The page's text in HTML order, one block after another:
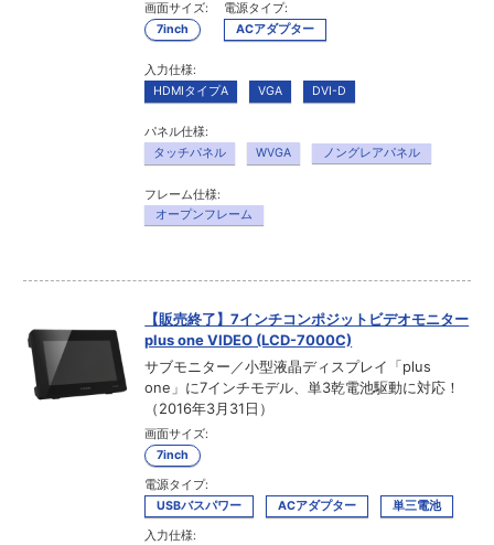
画面サイズ:
7inch
電源タイプ:
ACアダプター
入力仕様:
HDMIタイプA
VGA DVI-D
パネル仕様:
タッチパネル
WVGA ノングレアパネル
フレーム仕様:
オープンフレーム
【販売終了】7インチコンポジットビデオモニター
plus one VIDEO (LCD-7000C)
サブモニター／小型液晶ディスプレイ「plus
one」に7インチモデル、単3乾電池駆動に対応！
（2016年3月31日）
画面サイズ:
7inch
電源タイプ:
USBバスパワー
ACアダプター 単三電池
入力仕様: